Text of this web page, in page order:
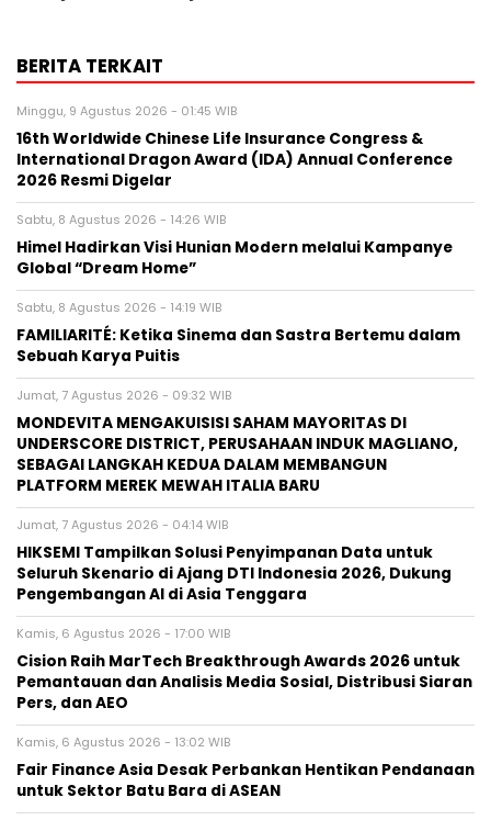
BERITA TERKAIT
Minggu, 9 Agustus 2026 - 01:45 WIB
16th Worldwide Chinese Life Insurance Congress &
International Dragon Award (IDA) Annual Conference
2026 Resmi Digelar
Sabtu, 8 Agustus 2026 - 14:26 WIB
Himel Hadirkan Visi Hunian Modern melalui Kampanye
Global “Dream Home”
Sabtu, 8 Agustus 2026 - 14:19 WIB
FAMILIARITÉ: Ketika Sinema dan Sastra Bertemu dalam
Sebuah Karya Puitis
Jumat, 7 Agustus 2026 - 09:32 WIB
MONDEVITA MENGAKUISISI SAHAM MAYORITAS DI
UNDERSCORE DISTRICT, PERUSAHAAN INDUK MAGLIANO,
SEBAGAI LANGKAH KEDUA DALAM MEMBANGUN
PLATFORM MEREK MEWAH ITALIA BARU
Jumat, 7 Agustus 2026 - 04:14 WIB
HIKSEMI Tampilkan Solusi Penyimpanan Data untuk
Seluruh Skenario di Ajang DTI Indonesia 2026, Dukung
Pengembangan AI di Asia Tenggara
Kamis, 6 Agustus 2026 - 17:00 WIB
Cision Raih MarTech Breakthrough Awards 2026 untuk
Pemantauan dan Analisis Media Sosial, Distribusi Siaran
Pers, dan AEO
Kamis, 6 Agustus 2026 - 13:02 WIB
Fair Finance Asia Desak Perbankan Hentikan Pendanaan
untuk Sektor Batu Bara di ASEAN